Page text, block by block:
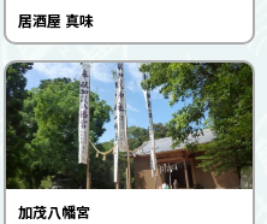
居酒屋 真味
加茂八幡宮